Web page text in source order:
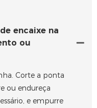
encaixe na
ou
Corte a ponta
ou endureça
e empurre